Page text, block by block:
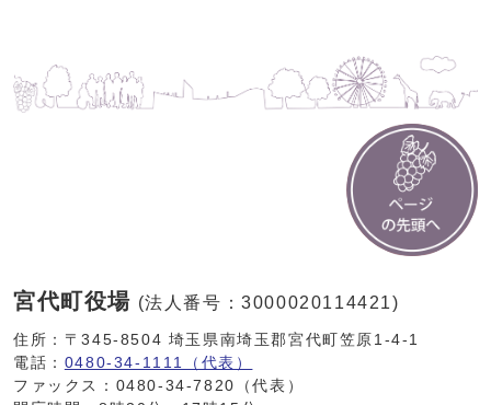
宮代町役場 (法人番号：3000020114421)
住所：〒345-8504 埼玉県南埼玉郡宮代町笠原1-4-1
電話： 0480-34-1111（代表）
ファックス：0480-34-7820（代表）